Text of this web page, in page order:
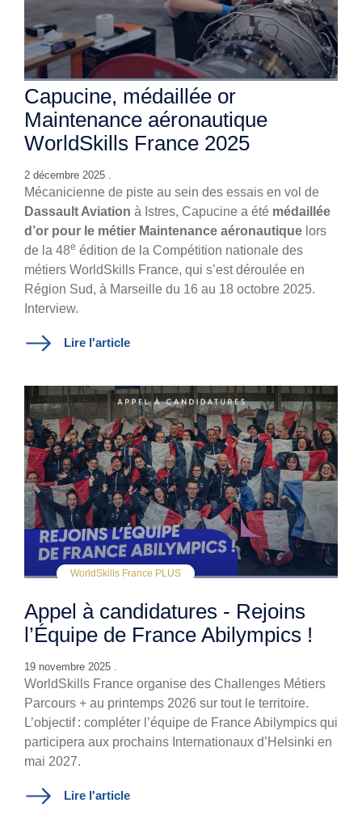
Capucine, médaillée or
Maintenance aéronautique
WorldSkills France 2025
2 décembre 2025 .
Mécanicienne de piste au sein des essais en vol de
Dassault Aviation à Istres, Capucine a été médaillée
d’or pour le métier Maintenance aéronautique lors
de la 48e édition de la Compétition nationale des
métiers WorldSkills France, qui s’est déroulée en
Région Sud, à Marseille du 16 au 18 octobre 2025.
Interview.
Lire l'article
WorldSkills France PLUS
Appel à candidatures - Rejoins
l’Équipe de France Abilympics !
19 novembre 2025 .
WorldSkills France organise des Challenges Métiers
Parcours + au printemps 2026 sur tout le territoire.
L’objectif : compléter l’équipe de France Abilympics qui
participera aux prochains Internationaux d’Helsinki en
mai 2027.
Lire l'article